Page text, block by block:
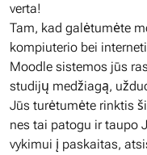
verta!
Tam, kad galėtumėte
kompiuterio bei
Moodle sistemos jūs
studijų medžiagą,
Jūs turėtumėte rinktis
nes tai patogu ir taupo
vykimui į paskaitas,